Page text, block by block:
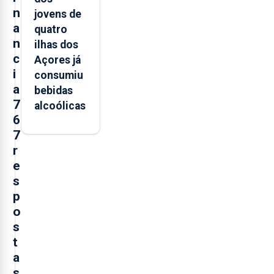
n
a
n
c
i
a
7
6
7
r
e
s
p
o
s
t
a
jovens de
quatro
ilhas dos
Açores já
consumiu
bebidas
alcoólicas